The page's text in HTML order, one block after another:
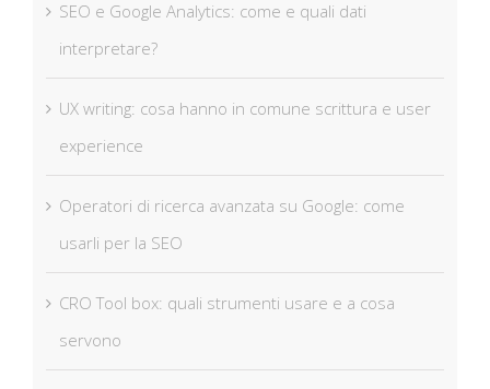
SEO e Google Analytics: come e quali dati
interpretare?
UX writing: cosa hanno in comune scrittura e user
experience
Operatori di ricerca avanzata su Google: come
usarli per la SEO
CRO Tool box: quali strumenti usare e a cosa
servono